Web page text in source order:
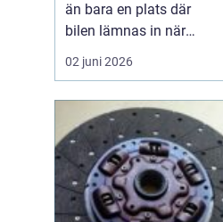
än bara en plats där
bilen lämnas in när
något går sönder. För
många bilägare i Skåne
verkstad om trygghet,
vardagslogistik och i
längden också om
ekonomi. En bil som
servas regelbundet håller
02 juni 2026